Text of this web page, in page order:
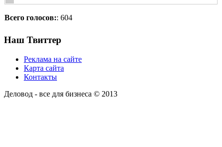
Всего голосов:: 604
Наш Твиттер
Реклама на сайте
Карта сайта
Контакты
Деловод - все для бизнеса © 2013